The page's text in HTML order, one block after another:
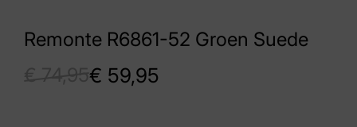
Remonte R6861-52 Groen Suede
€ 59,95